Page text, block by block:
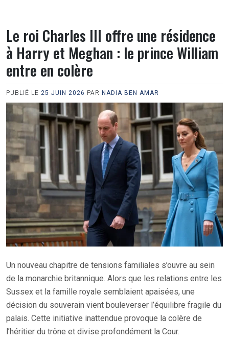
Le roi Charles III offre une résidence
à Harry et Meghan : le prince William
entre en colère
PUBLIÉ LE 25 JUIN 2026 PAR NADIA BEN AMAR
Un nouveau chapitre de tensions familiales s’ouvre au sein
de la monarchie britannique. Alors que les relations entre les
Sussex et la famille royale semblaient apaisées, une
décision du souverain vient bouleverser l’équilibre fragile du
palais. Cette initiative inattendue provoque la colère de
l’héritier du trône et divise profondément la Cour.